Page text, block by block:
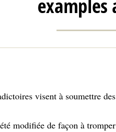
examples
visent à soumettre
modifiée de façon à